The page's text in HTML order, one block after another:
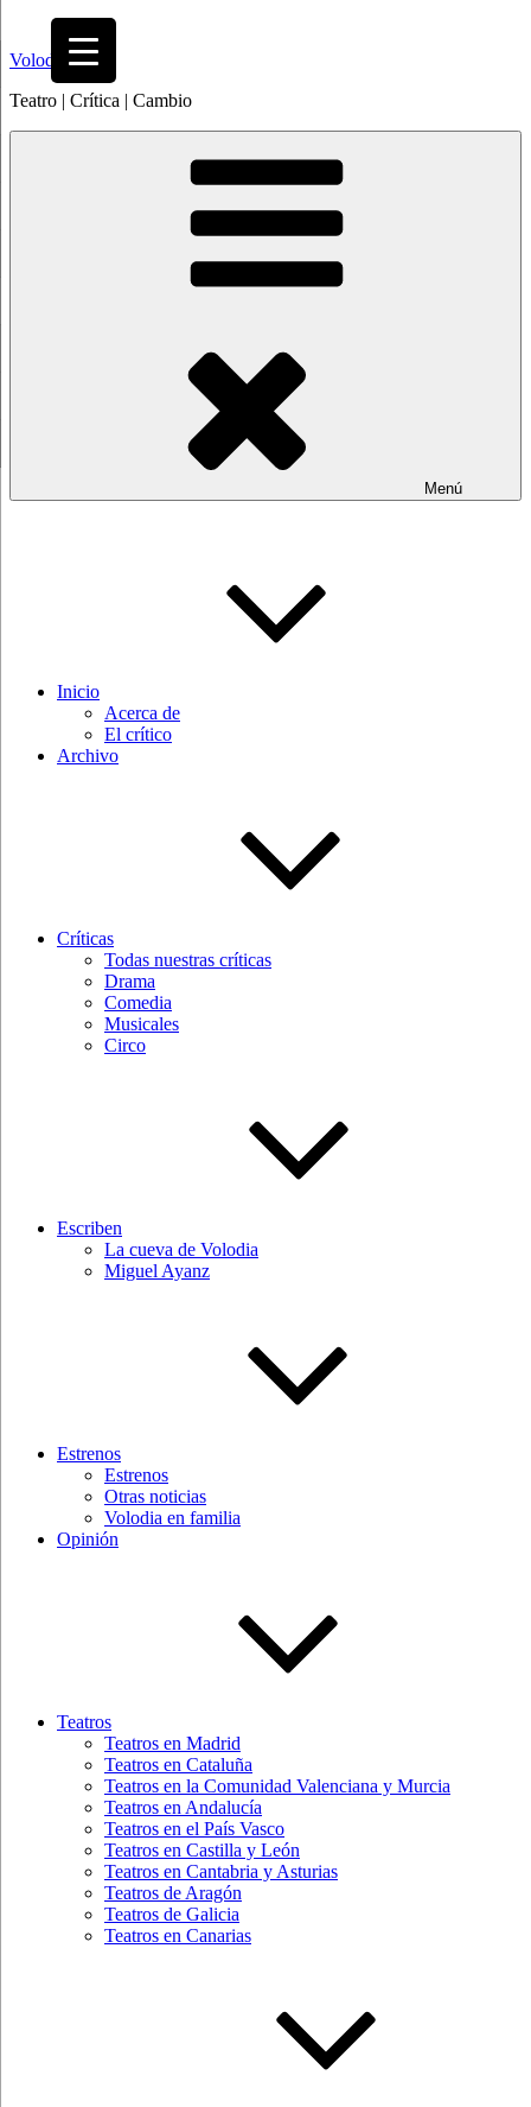
contenido
Volodia
Teatro | Crítica | Cambio
Menú
Inicio
Acerca de
El crítico
Archivo
Críticas
Todas nuestras críticas
Drama
Comedia
Musicales
Circo
Escriben
La cueva de Volodia
Miguel Ayanz
Estrenos
Estrenos
Otras noticias
Volodia en familia
Opinión
Teatros
Teatros en Madrid
Teatros en Cataluña
Teatros en la Comunidad Valenciana y Murcia
Teatros en Andalucía
Teatros en el País Vasco
Teatros en Castilla y León
Teatros en Cantabria y Asturias
Teatros de Aragón
Teatros de Galicia
Teatros en Canarias